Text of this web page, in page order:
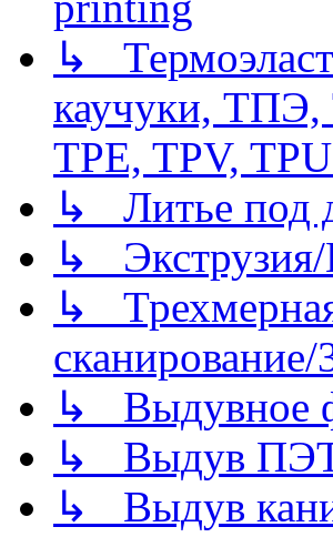
↳
каучуки, ТПЭ,
TPE, TPV,
↳ Литье под
↳ Экструзия/
↳
↳ Выдувное
↳ Выдув
↳ Выдув